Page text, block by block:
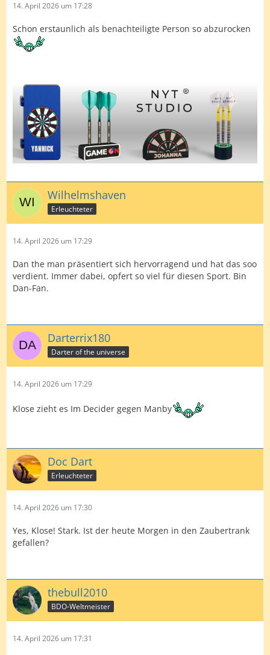
14. April 2026 um 17:28
Schon erstaunlich als benachteiligte Person so abzurocken
Wilhelmshaven
Erleuchteter
14. April 2026 um 17:29
Dan the man präsentiert sich hervorragend und hat das soo
verdient. Immer dabei, opfert so viel für diesen Sport. Bin
Dan-Fan.
Darterrix180
Darter of the universe
14. April 2026 um 17:29
Klose zieht es Im Decider gegen Manby
Doc Dart
Erleuchteter
14. April 2026 um 17:30
Yes, Klose! Stark. Ist der heute Morgen in den Zaubertrank
gefallen?
thebull2010
BDO-Weltmeister
14. April 2026 um 17:31